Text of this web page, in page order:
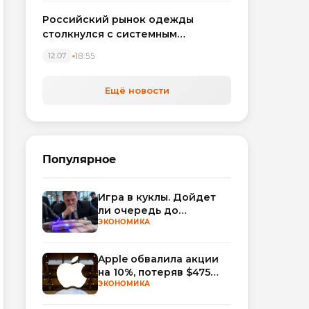
Российский рынок одежды
столкнулся с системным
12.07 18:55
Ещё новости
Популярное
Игра в куклы. Дойдет
ли очередь до
Миллера?
ЭКОНОМИКА
Apple обвалила акции
на 10%, потеряв $475
млрд капитализации
ЭКОНОМИКА